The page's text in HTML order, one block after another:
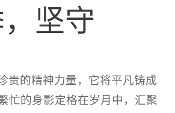
坚守
贵的精神力量，它将平凡铸成
忙的身影定格在岁月中，汇聚